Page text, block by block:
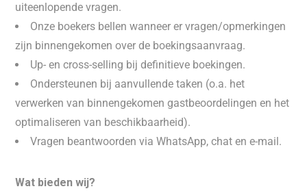
uiteenlopende vragen.
Onze boekers bellen wanneer er vragen/opmerkingen
zijn binnengekomen over de boekingsaanvraag.
Up- en cross-selling bij definitieve boekingen.
Ondersteunen bij aanvullende taken (o.a. het
verwerken van binnengekomen gastbeoordelingen en het
optimaliseren van beschikbaarheid).
Vragen beantwoorden via WhatsApp, chat en e-mail.
Wat bieden wij?